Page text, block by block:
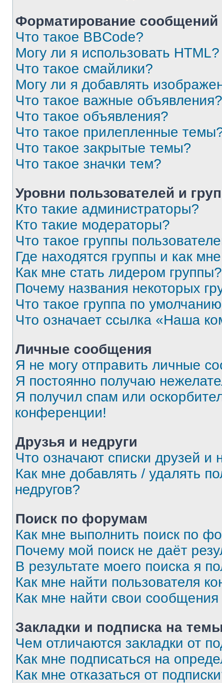
Форматирование
Что такое BBCode?
Могу ли я использовать HTML?
Что такое смайлики?
Могу ли я добавлять
Что такое важные объявления?
Что такое объявления?
Что такое прилепленные
Что такое закрытые темы?
Что такое значки тем?
Уровни пользователей и
Кто такие администраторы?
Кто такие модераторы?
Что такое группы
Где находятся группы и как
Как мне стать лидером группы?
Почему названия некоторых
Что такое группа по
Что означает ссылка «Наша
Личные сообщения
Я не могу отправить личные
Я постоянно получаю
Я получил спам или
конференции!
Друзья и недруги
Что означают списки друзей и
Как мне добавлять / удалять
недругов?
Поиск по форумам
Как мне выполнить поиск по
Почему мой поиск не даёт
В результате моего поиска я
Как мне найти пользователя
Как мне найти свои
Закладки и подписка на
Чем отличаются закладки от
Как мне подписаться на
Как мне отказаться от